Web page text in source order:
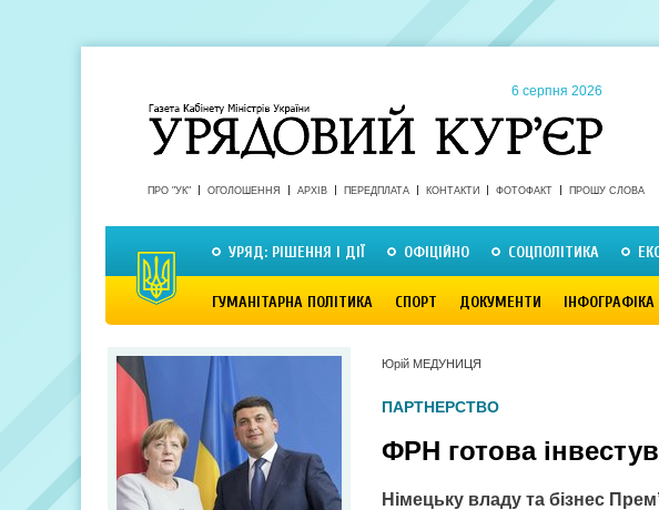
6 серпня 2026
ПРО "УК" ОГОЛОШЕННЯ АРХІВ ПЕРЕДПЛАТА КОНТАКТИ ФОТОФАКТ ПРОШУ СЛОВА
УРЯД: РІШЕННЯ І ДІЇ ОФІЦІЙНО СОЦПОЛІТИКА
ГУМАНІТАРНА ПОЛІТИКА СПОРТ ДОКУМЕНТИ ІНФОГРАФІКА
Юрій МЕДУНИЦЯ
ПАРТНЕРСТВО
ФРН готова
Німецьку владу та бізнес